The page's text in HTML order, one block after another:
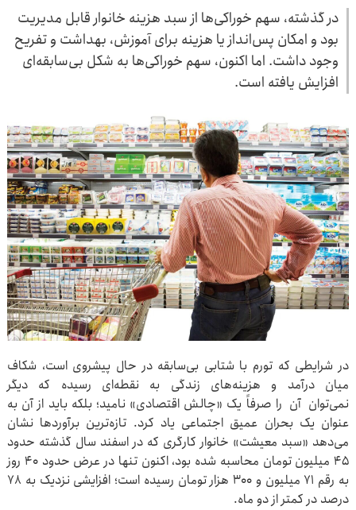
در گذشته، سهم خوراکی‌ها از سبد هزینه خانوار قابل مدیریت
بود و امکان پس‌انداز یا هزینه برای آموزش، بهداشت و تفریح
وجود داشت. اما اکنون، سهم خوراکی‌ها به شکل بی‌سابقه‌ای
افزایش یافته است.
در شرایطی که تورم با شتابی بی‌سابقه در حال پیشروی است، شکاف
میان درآمد و هزینه‌های زندگی به نقطه‌ای رسیده که دیگر
نمی‌توان آن را صرفاً یک «چالش اقتصادی» نامید؛ بلکه باید از آن به
عنوان یک بحران عمیق اجتماعی یاد کرد. تازه‌ترین برآوردها نشان
می‌دهد «سبد معیشت» خانوار کارگری که در اسفند سال گذشته حدود
۴۵ میلیون تومان محاسبه شده بود، اکنون تنها در عرض حدود ۴۰ روز
به رقم ۷۱ میلیون و ۳۰۰ هزار تومان رسیده است؛ افزایشی نزدیک به ۷۸
درصد در کمتر از دو ماه.